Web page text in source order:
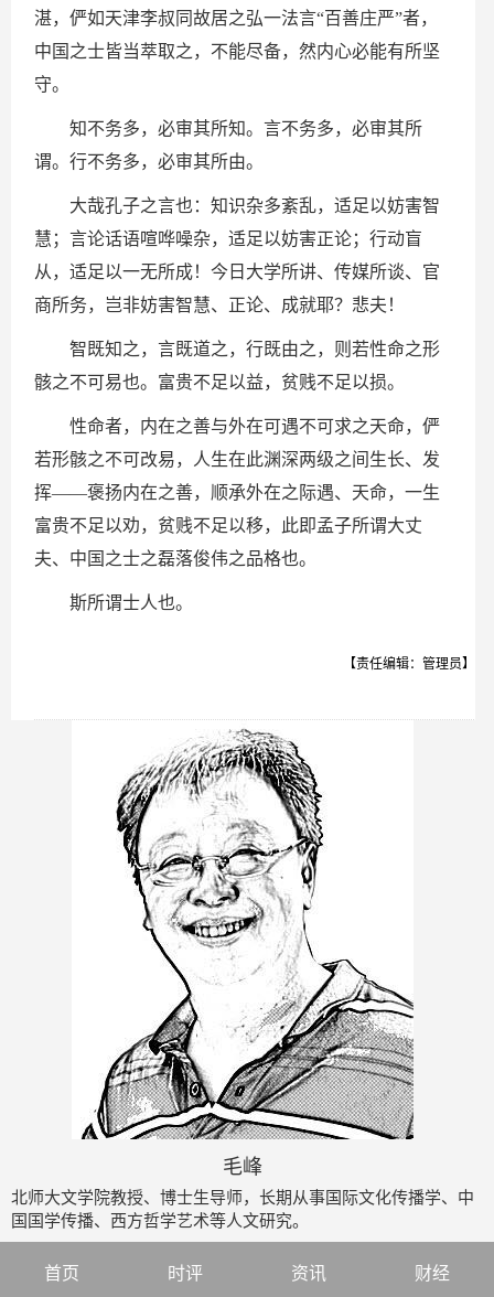
湛，俨如天津李叔同故居之弘一法言“百善庄严”者，
中国之士皆当萃取之，不能尽备，然内心必能有所坚
守。
知不务多，必审其所知。言不务多，必审其所
谓。行不务多，必审其所由。
大哉孔子之言也：知识杂多紊乱，适足以妨害智
慧；言论话语喧哗噪杂，适足以妨害正论；行动盲
从，适足以一无所成！今日大学所讲、传媒所谈、官
商所务，岂非妨害智慧、正论、成就耶？悲夫！
智既知之，言既道之，行既由之，则若性命之形
骸之不可易也。富贵不足以益，贫贱不足以损。
性命者，内在之善与外在可遇不可求之天命，俨
若形骸之不可改易，人生在此渊深两级之间生长、发
挥——褒扬内在之善，顺承外在之际遇、天命，一生
富贵不足以劝，贫贱不足以移，此即孟子所谓大丈
夫、中国之士之磊落俊伟之品格也。
斯所谓士人也。
【责任编辑：管理员】
毛峰
北师大文学院教授、博士生导师，长期从事国际文化传播学、中
国国学传播、西方哲学艺术等人文研究。
首页 时评 资讯 财经